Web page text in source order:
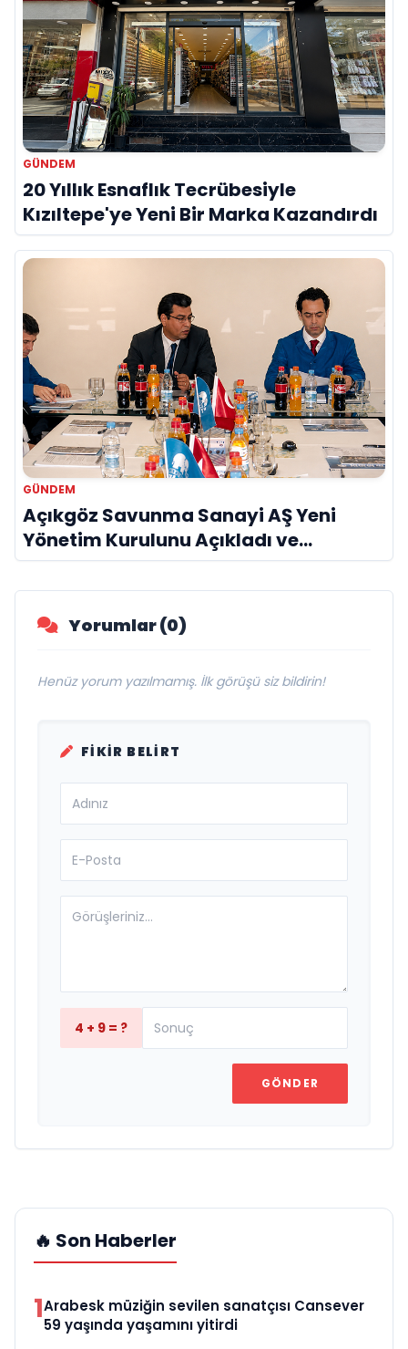
GÜNDEM
20 Yıllık Esnaflık Tecrübesiyle
Kızıltepe'ye Yeni Bir Marka Kazandırdı
GÜNDEM
Açıkgöz Savunma Sanayi AŞ Yeni
Yönetim Kurulunu Açıkladı ve
Savunma Sanayinde Küresel Vizyon
Vurgusu
Yorumlar (0)
Henüz yorum yazılmamış. İlk görüşü siz bildirin!
FIKIR BELIRT
4 + 9 = ?
GÖNDER
🔥 Son Haberler
1Arabesk müziğin sevilen sanatçısı Cansever
59 yaşında yaşamını yitirdi